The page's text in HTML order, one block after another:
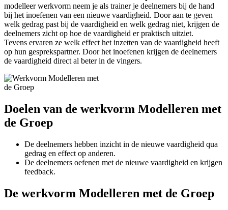
modelleer werkvorm neem je als trainer je deelnemers bij de hand
bij het inoefenen van een nieuwe vaardigheid. Door aan te geven
welk gedrag past bij de vaardigheid en welk gedrag niet, krijgen de
deelnemers zicht op hoe de vaardigheid er praktisch uitziet.
Tevens ervaren ze welk effect het inzetten van de vaardigheid heeft
op hun gesprekspartner. Door het inoefenen krijgen de deelnemers
de vaardigheid direct al beter in de vingers.
Doelen van de werkvorm Modelleren met
de Groep
De deelnemers hebben inzicht in de nieuwe vaardigheid qua
gedrag en effect op anderen.
De deelnemers oefenen met de nieuwe vaardigheid en krijgen
feedback.
De werkvorm Modelleren met de Groep